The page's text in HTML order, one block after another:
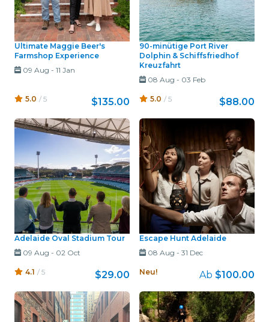
Ultimate Maggie Beer's
Farmshop Experience
09 Aug - 11 Jan
5.0 / 5 $135.00
90-minütige Port River
Dolphin & Schiffsfriedhof
Kreuzfahrt
08 Aug - 03 Feb
5.0 / 5 $88.00
Adelaide Oval Stadium Tour
09 Aug - 02 Oct
4.1 / 5 $29.00
Escape Hunt Adelaide
08 Aug - 31 Dec
Neu! Ab $100.00